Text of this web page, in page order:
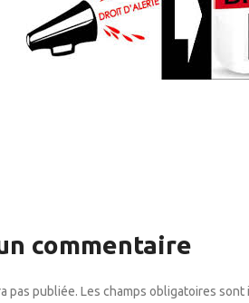
commentaire
pas publiée. Les champs obligatoires sont